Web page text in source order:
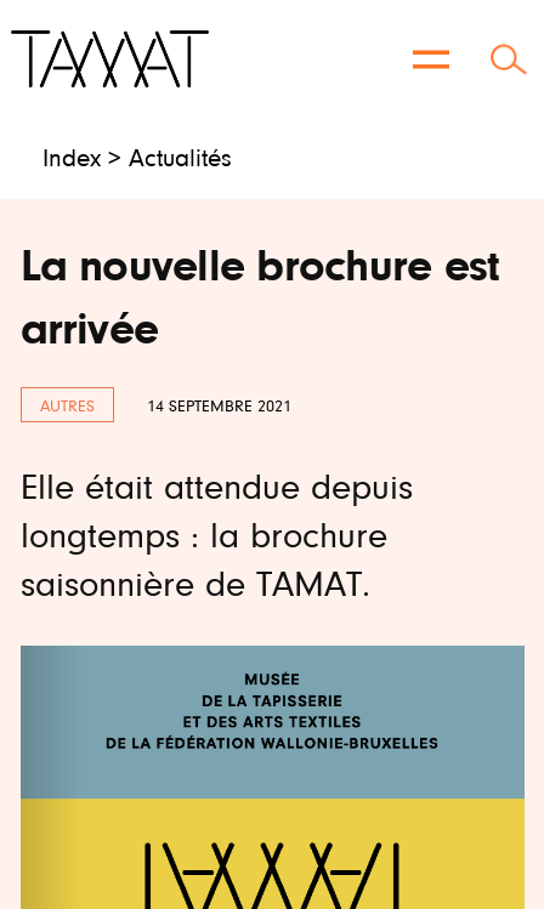
Aller
Index > Actualités
La nouvelle brochure est
arrivée
AUTRES 14 SEPTEMBRE 2021
Elle était attendue depuis
longtemps : la brochure
saisonnière de TAMAT.